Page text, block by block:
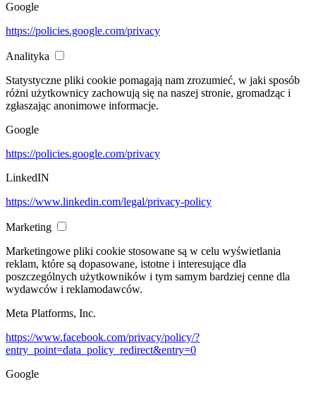
Google
https://policies.google.com/privacy
Analityka
Statystyczne pliki cookie pomagają nam zrozumieć, w jaki sposób
różni użytkownicy zachowują się na naszej stronie, gromadząc i
zgłaszając anonimowe informacje.
Google
https://policies.google.com/privacy
LinkedIN
https://www.linkedin.com/legal/privacy-policy
Marketing
Marketingowe pliki cookie stosowane są w celu wyświetlania
reklam, które są dopasowane, istotne i interesujące dla
poszczególnych użytkowników i tym samym bardziej cenne dla
wydawców i reklamodawców.
Meta Platforms, Inc.
https://www.facebook.com/privacy/policy/?
entry_point=data_policy_redirect&entry=0
Google